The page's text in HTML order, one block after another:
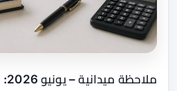
ملاحظة ميدانية – يونيو 2026: